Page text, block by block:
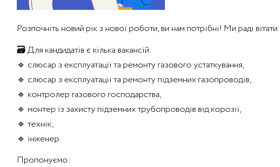
Розпочніть новий рік з нової роботи, ви нам потрібні! Ми раді
🗃 Для кандидатів є кілька вакансій:
🔹 слюсар з експлуатації та ремонту газового устаткування,
🔹 слюсар з експлуатації та ремонту підземних газопроводів,
🔹 контролер газового господарства,
🔹 монтер із захисту підземних трубопроводів від корозії,
🔹 технік,
🔹 інженер.
Пропонуємо: